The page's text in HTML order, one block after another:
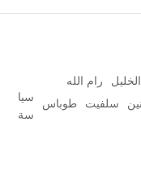
الخليل
رام الله
سلفيت
طوباس
سيا
سة